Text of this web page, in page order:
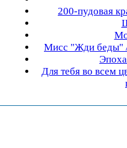
200-пудовая
Мисс "Жди беды"
Для тебя во всем